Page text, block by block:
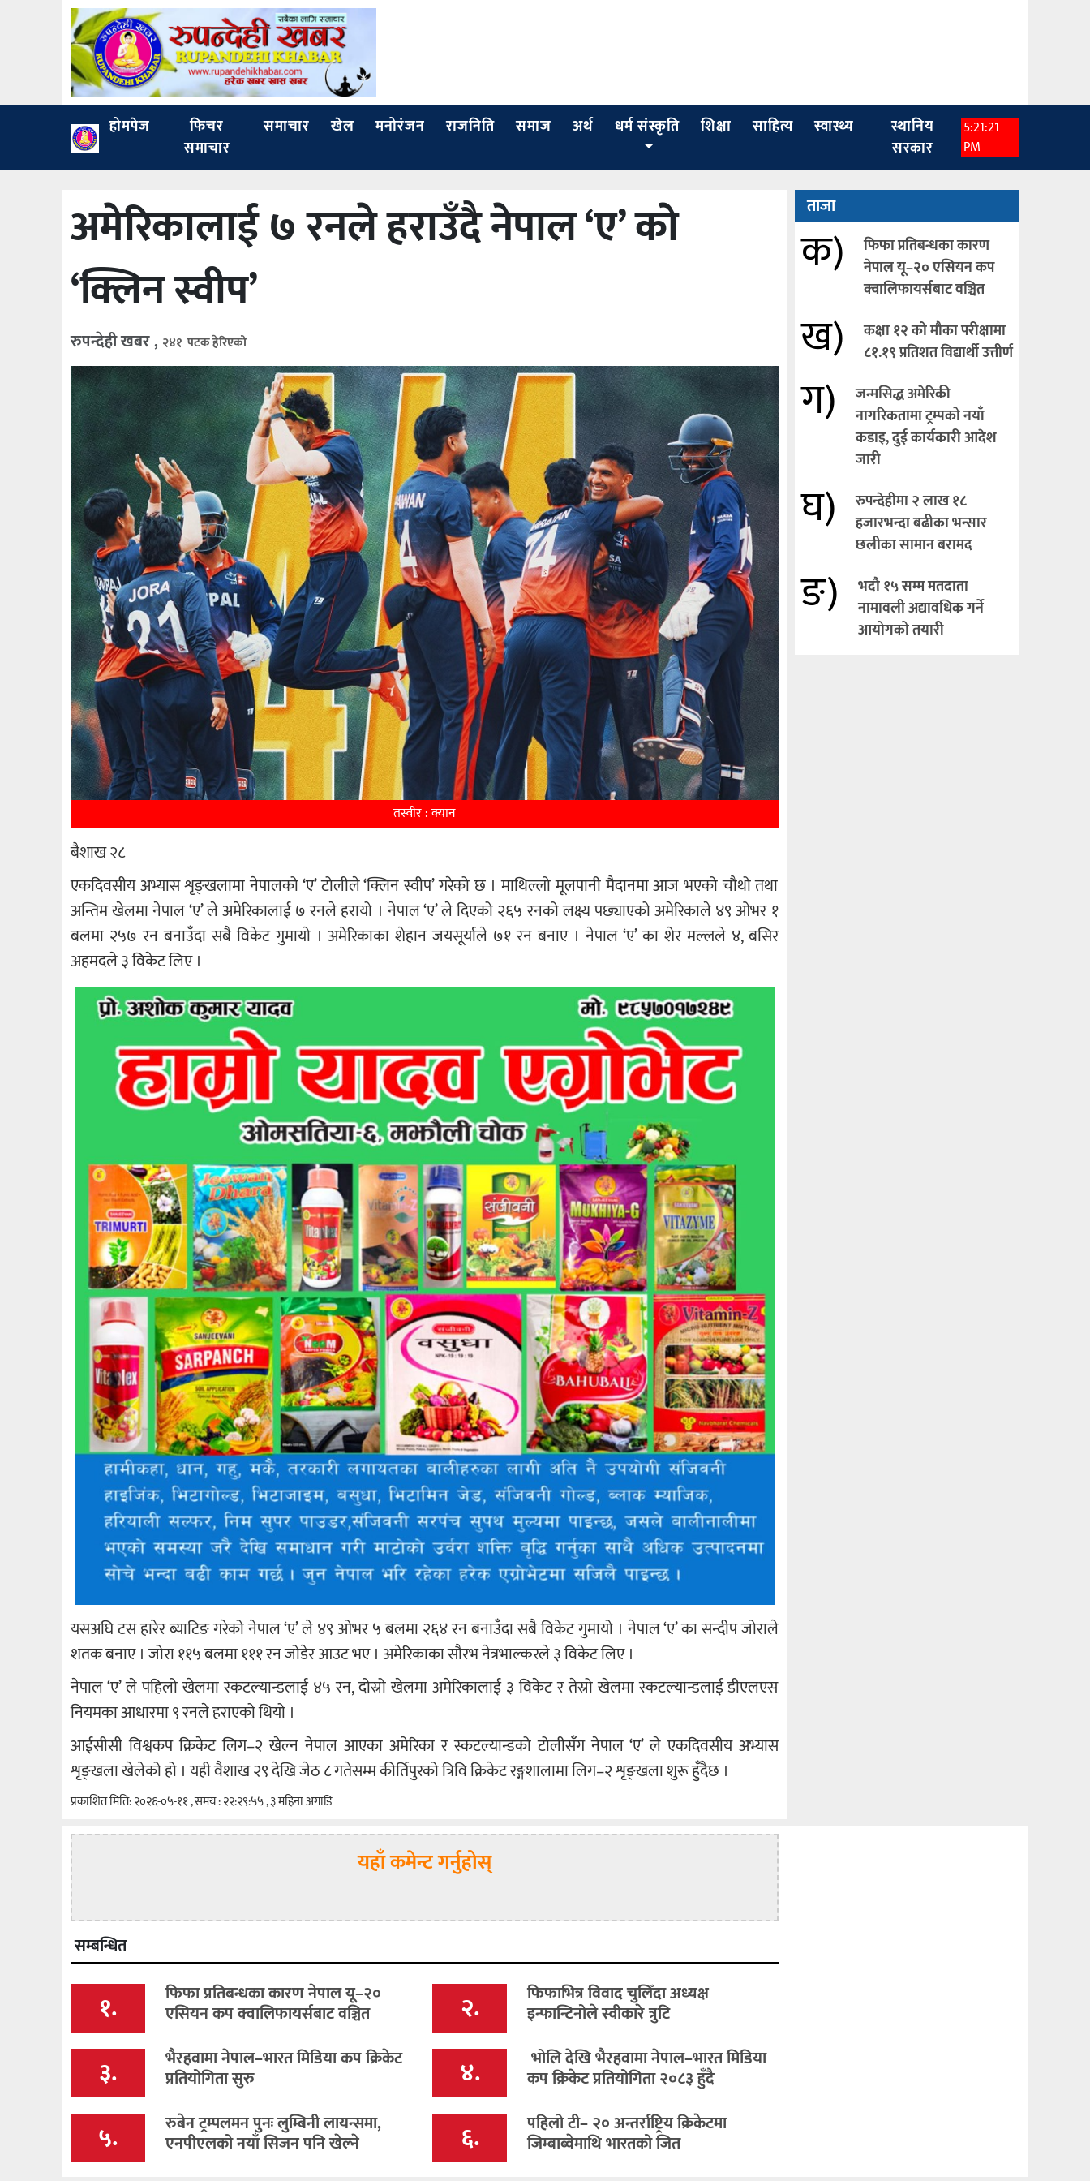
होमपेज
फिचर
समाचार
समाचार खेल मनोरंजन राजनिति समाज अर्थ धर्म संस्कृति शिक्षा साहित्य स्वास्थ्य
स्थानिय
सरकार
5:21:22
PM
अमेरिकालाई ७ रनले हराउँदै नेपाल ‘ए’ काे
‘क्लिन स्वीप’
रुपन्देही खबर , २४१ पटक हेरिएको
तस्वीर : क्यान
बैशाख २८
एकदिवसीय अभ्यास शृङ्खलामा नेपालको ‘ए’ टोलीले ‘क्लिन स्वीप’ गरेको छ । माथिल्लो मूलपानी मैदानमा आज भएको चौथो तथा
अन्तिम खेलमा नेपाल ‘ए’ ले अमेरिकालाई ७ रनले हरायो । नेपाल ‘ए’ ले दिएको २६५ रनको लक्ष्य पछ्याएको अमेरिकाले ४९ ओभर १
बलमा २५७ रन बनाउँदा सबै विकेट गुमायाे । अमेरिकाका शेहान जयसूर्याले ७१ रन बनाए । नेपाल ‘ए’ का शेर मल्लले ४, बसिर
अहमदले ३ विकेट लिए ।
यसअघि टस हारेर ब्याटिङ गरेको नेपाल ‘ए’ ले ४९ ओभर ५ बलमा २६४ रन बनाउँदा सबै विकेट गुमायो । नेपाल ‘ए’ का सन्दीप जोराले
शतक बनाए । जोरा ११५ बलमा १११ रन जोडेर आउट भए । अमेरिकाका सौरभ नेत्रभाल्करले ३ विकेट लिए ।
नेपाल ‘ए’ ले पहिलो खेलमा स्कटल्यान्डलाई ४५ रन, दोस्रो खेलमा अमेरिकालाई ३ विकेट र तेस्रो खेलमा स्कटल्यान्डलाई डीएलएस
नियमका आधारमा ९ रनले हराएको थियो ।
आईसीसी विश्वकप क्रिकेट लिग–२ खेल्न नेपाल आएका अमेरिका र स्कटल्यान्डको टोलीसँग नेपाल ‘ए’ ले एकदिवसीय अभ्यास
शृङ्खला खेलेको हो । यही वैशाख २९ देखि जेठ ८ गतेसम्म कीर्तिपुरको त्रिवि क्रिकेट रङ्गशालामा लिग–२ शृङ्खला शुरू हुँदैछ ।
प्रकाशित मिति: २०२६-०५-११ , समय : २२:२९:५५ , ३ महिना अगाडि
ताजा
क)
फिफा प्रतिबन्धका कारण
नेपाल यू–२० एसियन कप
क्वालिफायर्सबाट वञ्चित
ख)
कक्षा १२ को मौका परीक्षामा
८१.१९ प्रतिशत विद्यार्थी उत्तीर्ण
ग)
जन्मसिद्ध अमेरिकी
नागरिकतामा ट्रम्पको नयाँ
कडाइ, दुई कार्यकारी आदेश
जारी
घ)
रुपन्देहीमा २ लाख १८
हजारभन्दा बढीका भन्सार
छलीका सामान बरामद
ङ)
भदौ १५ सम्म मतदाता
नामावली अद्यावधिक गर्ने
आयोगको तयारी
यहाँ कमेन्ट गर्नुहोस्
सम्बन्धित
१. फिफा प्रतिबन्धका कारण नेपाल यू–२०
एसियन कप क्वालिफायर्सबाट वञ्चित २. फिफाभित्र विवाद चुलिँदा अध्यक्ष
इन्फान्टिनोले स्वीकारे त्रुटि
३. भैरहवामा नेपाल–भारत मिडिया कप क्रिकेट
प्रतियोगिता सुरु ४. भोलि देखि भैरहवामा नेपाल–भारत मिडिया
कप क्रिकेट प्रतियोगिता २०८३ हुँदै
५. रुबेन ट्रम्पलमन पुनः लुम्बिनी लायन्समा,
एनपीएलको नयाँ सिजन पनि खेल्ने ६. पहिलो टी– २० अन्तर्राष्ट्रिय क्रिकेटमा
जिम्बाब्वेमाथि भारतको जित